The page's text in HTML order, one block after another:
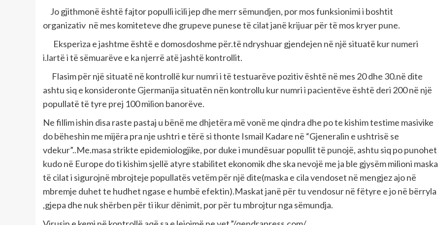
Jo gjithmonë është fajtor populli icili jep dhe merr sëmundjen, por mos funksionimi i boshtit
organizativ në mes komiteteve dhe grupeve punese të cilat janë krijuar për të mos kryer pune.
Eksperiza e jashtme është e domosdoshme për.të ndryshuar gjendejen në një situatë kur numeri
i.lartë i të sëmuarëve e ka njerrë atë jashtë kontrollit.
Flasim për një situatë në kontrollë kur numri i të testuarëve pozitiv është në mes 20 dhe 30.në dite
ashtu siq e konsideronte Gjermanija situatën nën kontrollu kur numri i pacientëve është deri 200 në një
popullatë të tyre prej 100 milion banorëve.
Ne fillim ishin disa raste pastaj u bënë me dhjetëra më vonë me qindra dhe po te kishim testime masivike
do bëheshin me mijëra pra nje ushtri e tërë si thonte Ismail Kadare në “Gjeneralin e ushtrisë se
vdekur”..Me.masa strikte epidemiologjike, por duke i mundësuar popullit të punojë, ashtu siq po punohet
kudo në Europe do ti kishim sjellë atyre stabilitet ekonomik dhe ska nevojë me ja ble gjysëm milioni maska
të cilat i sigurojnë mbrojteje popullatës vetëm për një dite(maska e cila vendoset në mengjez ajo në
mbremje duhet te hudhet ngase e humbë efektin).Maskat janë për tu vendosur në fëtyre e jo në bërryla
,gjepa dhe nuk shërben për ti ikur dënimit, por për tu mbrojtur nga sëmundja.